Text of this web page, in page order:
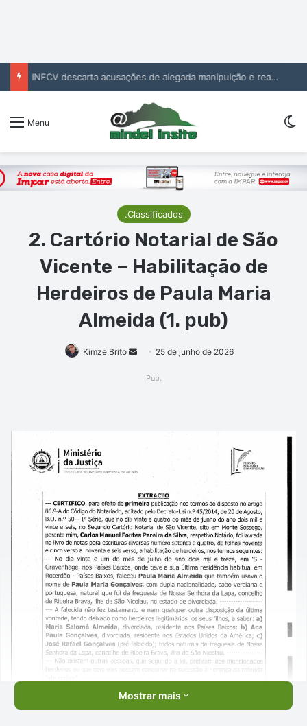
INECV descarta acusações de alegada manipulção e reafirma independência e rigor das estatísticas oficiais
Menu
.Classificados
2. Cartório Notarial de São
Vicente – Habilitação de
Herdeiros de Paula Maria
Almeida (1. pub)
Kimze Brito
Mande25 de junho de 2026
Pub.
Mostrar mais